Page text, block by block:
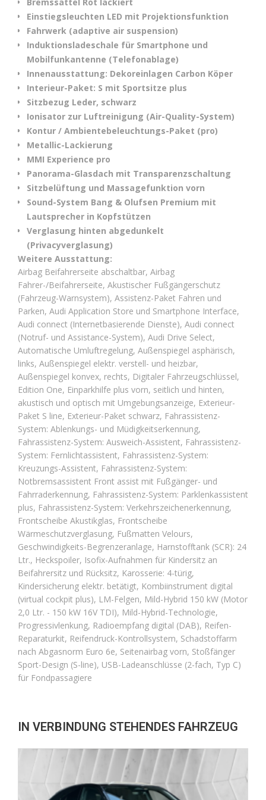
Einstiegsleuchten LED mit Projektionsfunktion
Fahrwerk (adaptive air suspension)
Induktionsladeschale für Smartphone und
Mobilfunkantenne (Telefonablage)
Innenausstattung: Dekoreinlagen Carbon Köper
Interieur-Paket: S mit Sportsitze plus
Sitzbezug Leder, schwarz
Ionisator zur Luftreinigung (Air-Quality-System)
Kontur / Ambientebeleuchtungs-Paket (pro)
Metallic-Lackierung
MMI Experience pro
Panorama-Glasdach mit Transparenzschaltung
Sitzbelüftung und Massagefunktion vorn
Sound-System Bang & Olufsen Premium mit
Lautsprecher in Kopfstützen
Verglasung hinten abgedunkelt
(Privacyverglasung)
Weitere Ausstattung:
Airbag Beifahrerseite abschaltbar, Airbag
Fahrer-/Beifahrerseite, Akustischer Fußgängerschutz
(Fahrzeug-Warnsystem), Assistenz-Paket Fahren und
Parken, Audi Application Store und Smartphone Interface,
Audi connect (Internetbasierende Dienste), Audi connect
(Notruf- und Assistance-System), Audi Drive Select,
Automatische Umluftregelung, Außenspiegel asphärisch,
links, Außenspiegel elektr. verstell- und heizbar,
Außenspiegel konvex, rechts, Digitaler Fahrzeugschlüssel,
Edition One, Einparkhilfe plus vorn, seitlich und hinten,
akustisch und optisch mit Umgebungsanzeige, Exterieur-
Paket S line, Exterieur-Paket schwarz, Fahrassistenz-
System: Ablenkungs- und Müdigkeitserkennung,
Fahrassistenz-System: Ausweich-Assistent, Fahrassistenz-
System: Fernlichtassistent, Fahrassistenz-System:
Kreuzungs-Assistent, Fahrassistenz-System:
Notbremsassistent Front assist mit Fußgänger- und
Fahrraderkennung, Fahrassistenz-System: Parklenkassistent
plus, Fahrassistenz-System: Verkehrszeichenerkennung,
Frontscheibe Akustikglas, Frontscheibe
Wärmeschutzverglasung, Fußmatten Velours,
Geschwindigkeits-Begrenzeranlage, Harnstofftank (SCR): 24
Ltr., Heckspoiler, Isofix-Aufnahmen für Kindersitz an
Beifahrersitz und Rücksitz, Karosserie: 4-türig,
Kindersicherung elektr. betätigt, Kombiinstrument digital
(virtual cockpit plus), LM-Felgen, Mild-Hybrid 150 kW (Motor
2,0 Ltr. - 150 kW 16V TDI), Mild-Hybrid-Technologie,
Progressivlenkung, Radioempfang digital (DAB), Reifen-
Reparaturkit, Reifendruck-Kontrollsystem, Schadstoffarm
nach Abgasnorm Euro 6e, Seitenairbag vorn, Stoßfänger
Sport-Design (S-line), USB-Ladeanschlüsse (2-fach, Typ C)
für Fondpassagiere
IN VERBINDUNG STEHENDES FAHRZEUG